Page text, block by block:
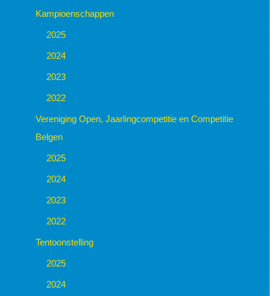
Kampioenschappen
2025
2024
2023
2022
Vereniging Open, Jaarlingcompetitie en Competitie
Belgen
2025
2024
2023
2022
Tentoonstelling
2025
2024